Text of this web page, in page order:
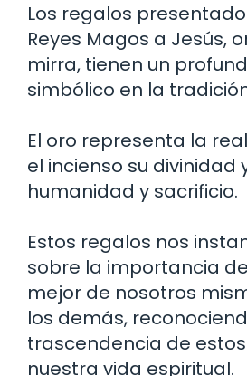
Los regalos
Reyes Magos a Jesús,
mirra, tienen un
simbólico en la
El oro representa la
el incienso su divinidad
humanidad y sacrificio.
Estos regalos nos
sobre la importancia
mejor de nosotros
los demás,
trascendencia de
nuestra vida espiritual.